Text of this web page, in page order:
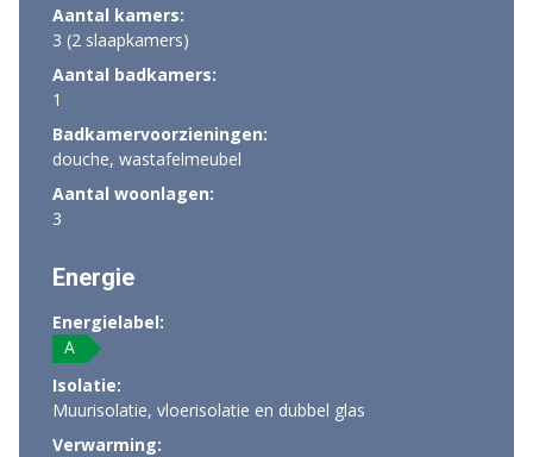
Aantal kamers:
3 (2 slaapkamers)
Aantal badkamers:
1
Badkamervoorzieningen:
douche, wastafelmeubel
Aantal woonlagen:
3
Energie
Energielabel:
A
Isolatie:
Muurisolatie, vloerisolatie en dubbel glas
Verwarming: